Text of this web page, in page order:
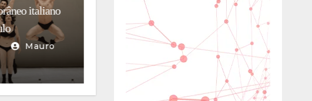
símbolo da
Mauro
associação resgata oliveiras
centenárias e a tradição do azeite
na ilha de Capri
03/08/2026
Francesco Sibilla